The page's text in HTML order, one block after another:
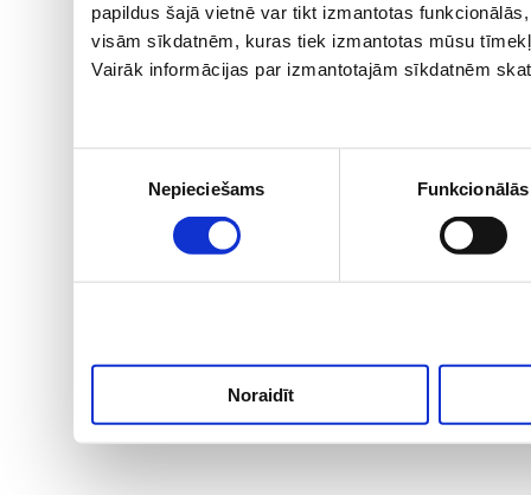
papildus šajā vietnē var tikt izmantotas
visām sīkdatnēm, kuras tiek izmantotas mūsu
Vairāk informācijas par izmantotajām sīkdatnēm
Nepieciešams Funkcionālās
Noraidīt